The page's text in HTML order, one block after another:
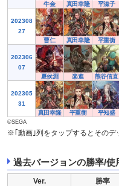
牛金
真田幸隆 平滋子
202308
27
曹仁
真田幸隆 平重衡
202306
07
夏侯淵
楽進 熊谷信直
202305
31
真田幸隆
平重衡 平知盛
©SEGA
※｢動画｣列をタップするとそのデ
過去バージョンの勝率/使
Ver. 勝率